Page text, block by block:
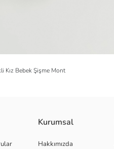
Kız Bebek Şişme Mont
Kurumsal
Hakkımızda